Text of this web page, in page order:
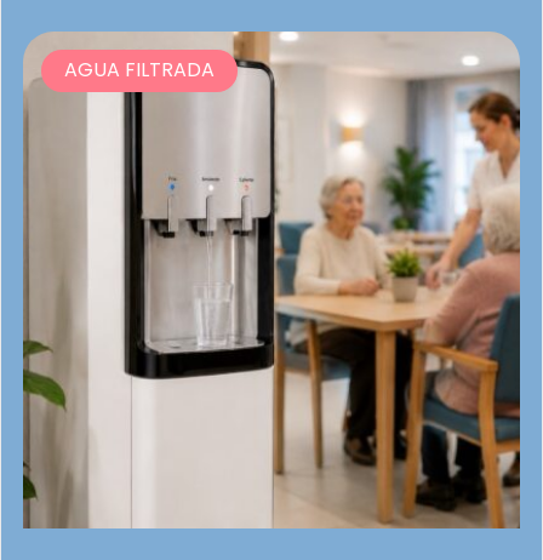
AGUA FILTRADA